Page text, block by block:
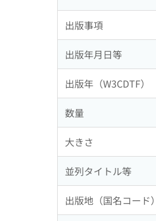
出版事項
出版年月日等
出版年（W3CDTF）
数量
大きさ
並列タイトル等
出版地（国名コード）